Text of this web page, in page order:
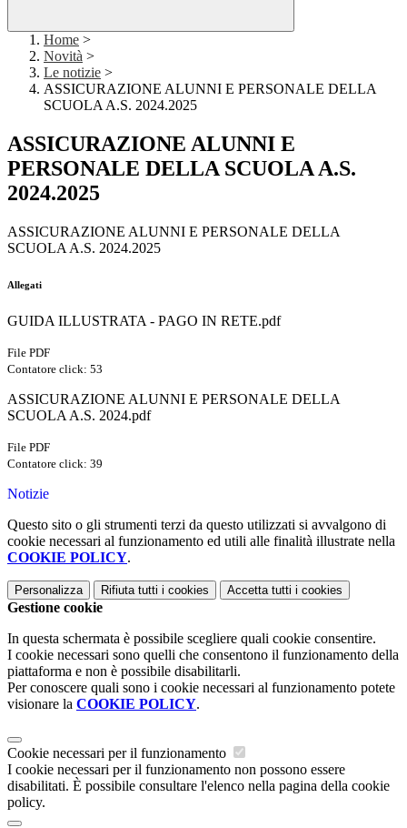
Home >
Novità >
Le notizie >
ASSICURAZIONE ALUNNI E PERSONALE DELLA
SCUOLA A.S. 2024.2025
ASSICURAZIONE ALUNNI E
PERSONALE DELLA SCUOLA A.S.
2024.2025
ASSICURAZIONE ALUNNI E PERSONALE DELLA
SCUOLA A.S. 2024.2025
Allegati
GUIDA ILLUSTRATA - PAGO IN RETE.pdf
File PDF
Contatore click: 53
ASSICURAZIONE ALUNNI E PERSONALE DELLA
SCUOLA A.S. 2024.pdf
File PDF
Contatore click: 39
Notizie
Questo sito o gli strumenti terzi da questo utilizzati si avvalgono di
cookie necessari al funzionamento ed utili alle finalità illustrate nella
COOKIE POLICY.
Personalizza Rifiuta tutti i cookies Accetta tutti i cookies
Gestione cookie
In questa schermata è possibile scegliere quali cookie consentire.
I cookie necessari sono quelli che consentono il funzionamento della
piattaforma e non è possibile disabilitarli.
Per conoscere quali sono i cookie necessari al funzionamento potete
visionare la COOKIE POLICY.
Cookie necessari per il funzionamento
I cookie necessari per il funzionamento non possono essere
disabilitati. È possibile consultare l'elenco nella pagina della cookie
policy.